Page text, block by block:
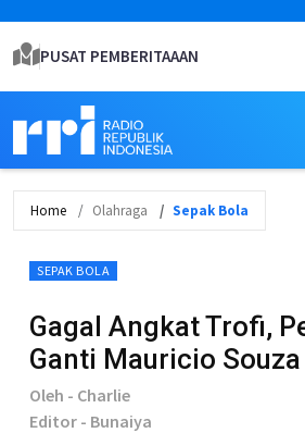
PUSAT PEMBERITAAAN
Home Olahraga Sepak Bola
SEPAK BOLA
Gagal Angkat Trofi,
Ganti Mauricio Souza
Oleh - Charlie
Editor - Bunaiya